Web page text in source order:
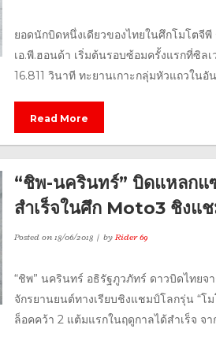
ยอดนักบิดหนึ่งเดียวของไทยในศึกโมโตจี
เอ.พี.ฮอนด้า เริ่มต้นรอบซ้อมครั้งแรกที่ซิล
16.811 วินาที ทะยานเกาะกลุ่มหัวแถวในอั
Read More
“ชิพ-นครินทร์” บิดแหลกแ
สำเร็จในศึก Moto3 ชิงแ
Posted on18/06/2018 byRider 69
“ชิพ” นครินทร์ อธิรัฐภูวภัทร์ ดาวบิดไทยจ
จักรยานยนต์ทางเรียบชิงแชมป์โลกรุ่น “โ
ล็อคคว้า 2 แต้มแรกในฤดูกาลได้สำเร็จ จา